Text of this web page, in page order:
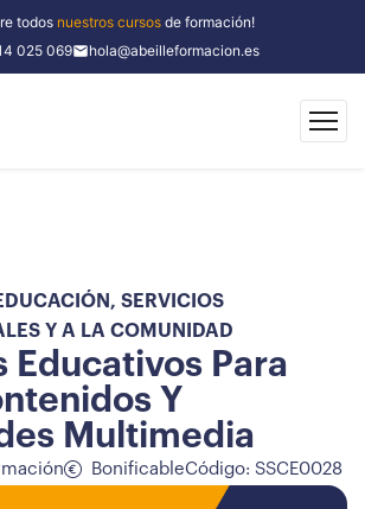
todos nuestros cursosde formación!
025 069
hola@abeilleformacion.es
, SERVICIOS
Y A LA COMUNIDAD
Educativos Para
Y
Multimedia
BonificableCódigo: SSCE0028